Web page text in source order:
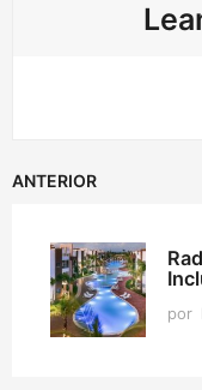
ANTERIOR
por